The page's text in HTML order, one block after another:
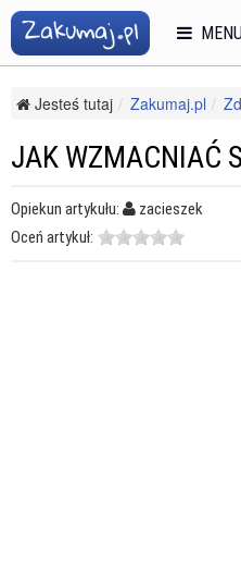
Jesteś tutaj Zakumaj.pl
JAK WZMACNIAĆ
Opiekun artykułu:
zacieszek
Oceń artykuł: